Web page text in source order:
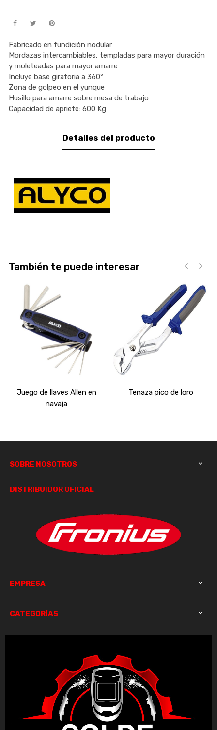
Fabricado en fundición nodular
Mordazas intercambiables, templadas para mayor duración
y moleteadas para mayor amarre
Incluye base giratoria a 360º
Zona de golpeo en el yunque
Husillo para amarre sobre mesa de trabajo
Capacidad de apriete: 600 Kg
Detalles del producto
También te puede interesar
Juego de llaves Allen en
navaja
Tenaza pico de loro
‹ ›
SOBRE NOSOTROS 
DISTRIBUIDOR OFICIAL
EMPRESA 
CATEGORÍAS 